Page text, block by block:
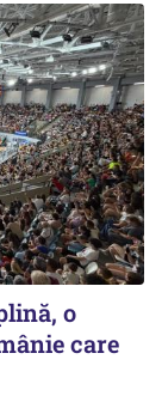
o
care